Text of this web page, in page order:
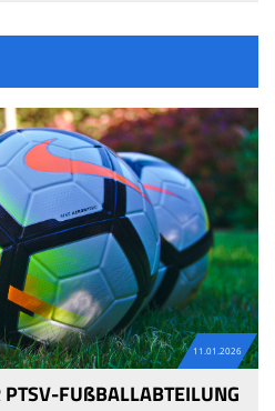
11.01.2026
PTSV-FUßBALLABTEILUNG